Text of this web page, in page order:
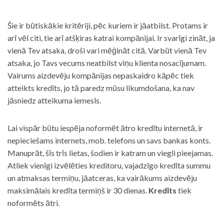
Šie ir būtiskākie kritēriji, pēc kuriem ir jāatbilst. Protams ir
arī vēl citi, tie arī atšķiras katrai kompānijai. Ir svarīgi zināt, ja
vienā Tev atsaka, droši vari mēģināt citā. Varbūt vienā Tev
atsaka, jo Tavs vecums neatbilst viņu klienta nosacījumam.
Vairums aizdevēju kompānijas nepaskaidro kāpēc tiek
atteikts kredīts, jo tā paredz mūsu likumdošana, ka nav
jāsniedz atteikuma iemesls.
Lai vispār būtu iespēja noformēt ātro kredītu internetā, ir
nepieciešams internets, mob. telefons un savs bankas konts.
Manuprāt, šīs trīs lietas, šodien ir katram un viegli pieejamas.
Atliek vienīgi izvēlēties kreditoru, vajadzīgo kredīta summu
un atmaksas termiņu, jāatceras, ka vairākums aizdevēju
maksimālais kredīta termiņš ir 30 dienas. Kredīts tiek
noformēts ātri.